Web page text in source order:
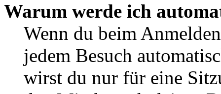
Warum werde ich
Wenn du beim
jedem Besuch
wirst du nur für eine